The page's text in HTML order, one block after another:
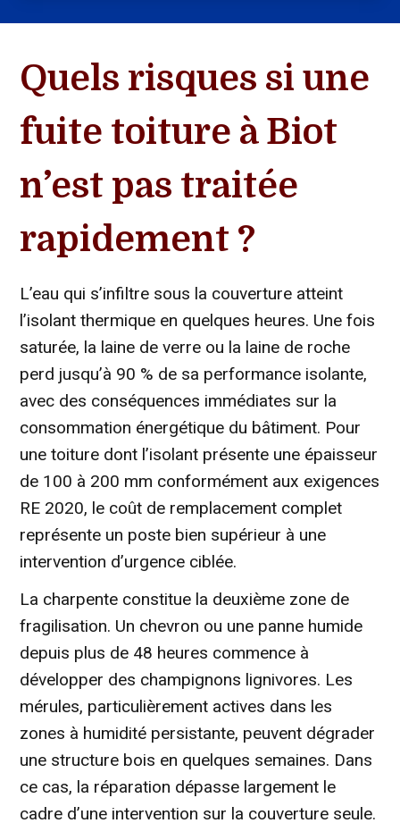
Quels risques si une
fuite toiture à Biot
n’est pas traitée
rapidement ?
L’eau qui s’infiltre sous la couverture atteint
l’isolant thermique en quelques heures. Une fois
saturée, la laine de verre ou la laine de roche
perd jusqu’à 90 % de sa performance isolante,
avec des conséquences immédiates sur la
consommation énergétique du bâtiment. Pour
une toiture dont l’isolant présente une épaisseur
de 100 à 200 mm conformément aux exigences
RE 2020, le coût de remplacement complet
représente un poste bien supérieur à une
intervention d’urgence ciblée.
La charpente constitue la deuxième zone de
fragilisation. Un chevron ou une panne humide
depuis plus de 48 heures commence à
développer des champignons lignivores. Les
mérules, particulièrement actives dans les
zones à humidité persistante, peuvent dégrader
une structure bois en quelques semaines. Dans
ce cas, la réparation dépasse largement le
cadre d’une intervention sur la couverture seule.